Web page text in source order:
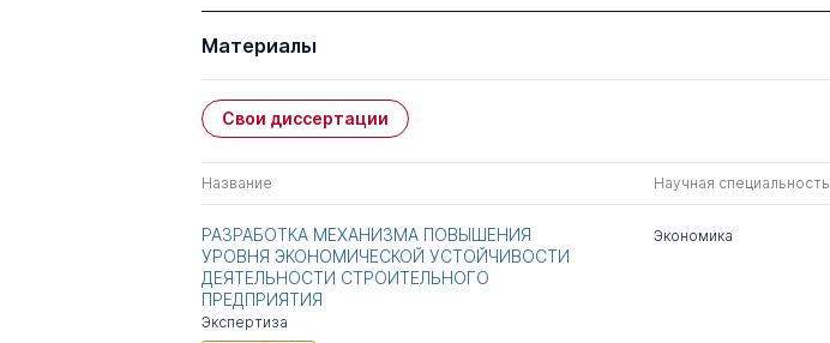
Материалы
Свои диссертации
Название Научная специальность
РАЗРАБОТКА МЕХАНИЗМА ПОВЫШЕНИЯ
УРОВНЯ ЭКОНОМИЧЕСКОЙ УСТОЙЧИВОСТИ
ДЕЯТЕЛЬНОСТИ СТРОИТЕЛЬНОГО
ПРЕДПРИЯТИЯ
Экспертиза
Экономика